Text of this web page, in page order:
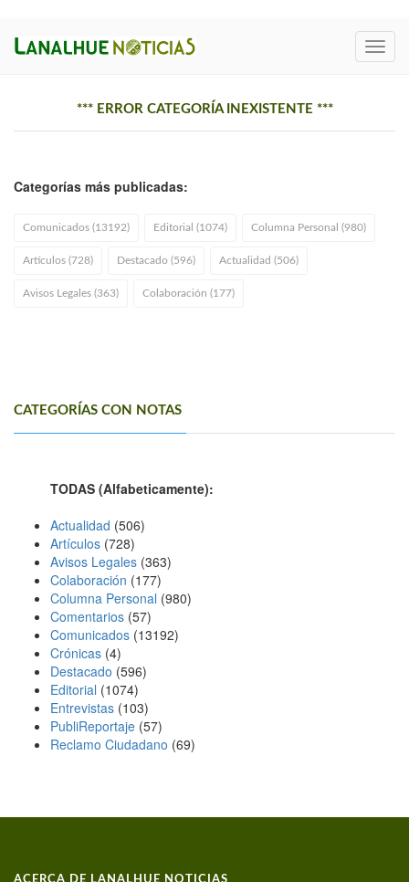
*** ERROR CATEGORÍA INEXISTENTE ***
Categorías más publicadas:
Comunicados (13192) Editorial (1074) Columna Personal (980)
Artículos (728) Destacado (596) Actualidad (506)
Avisos Legales (363) Colaboración (177)
CATEGORÍAS CON NOTAS
TODAS (Alfabeticamente):
Actualidad (506)
Artículos (728)
Avisos Legales (363)
Colaboración (177)
Columna Personal (980)
Comentarios (57)
Comunicados (13192)
Crónicas (4)
Destacado (596)
Editorial (1074)
Entrevistas (103)
PubliReportaje (57)
Reclamo Ciudadano (69)
ACERCA DE LANALHUE NOTICIAS